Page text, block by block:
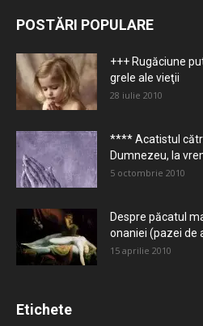
POSTĂRI POPULARE
+++ Rugăciune
grele ale vieţii
28 iulie 2010
**** Acatistul
Dumnezeu, la
5 octombrie 2010
Despre păcatul
onaniei (pazei de
15 aprilie 2010
Etichete